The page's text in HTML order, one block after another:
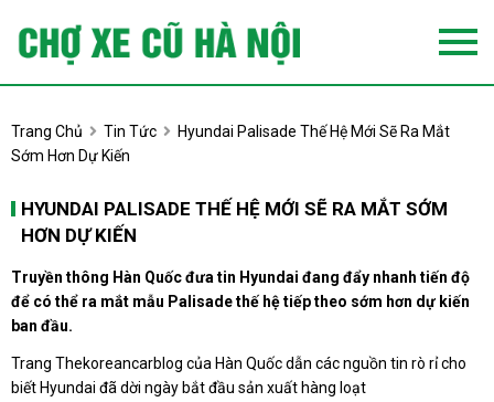
Trang Chủ Tin Tức
Hyundai Palisade Thế Hệ Mới Sẽ Ra Mắt
Sớm Hơn Dự Kiến
HYUNDAI PALISADE THẾ HỆ MỚI SẼ RA MẮT SỚM
HƠN DỰ KIẾN
Truyền thông Hàn Quốc đưa tin Hyundai đang đẩy nhanh tiến độ
để có thể ra mắt mẫu Palisade thế hệ tiếp theo sớm hơn dự kiến
ban đầu.
Trang Thekoreancarblog của Hàn Quốc dẫn các nguồn tin rò rỉ cho
biết Hyundai đã dời ngày bắt đầu sản xuất hàng loạt